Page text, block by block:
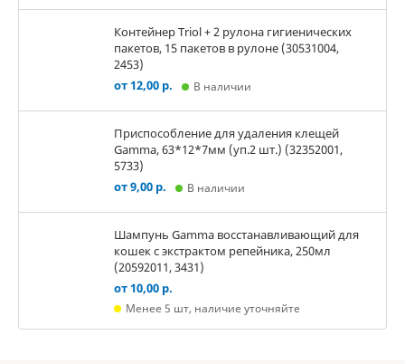
Контейнер Triol + 2 рулона гигиенических
пакетов, 15 пакетов в рулоне (30531004,
2453)
от 12,00 р.
В наличии
Приспособление для удаления клещей
Gamma, 63*12*7мм (уп.2 шт.) (32352001,
5733)
от 9,00 р.
В наличии
Шампунь Gamma восстанавливающий для
кошек с экстрактом репейника, 250мл
(20592011, 3431)
от 10,00 р.
Менее 5 шт, наличие уточняйте